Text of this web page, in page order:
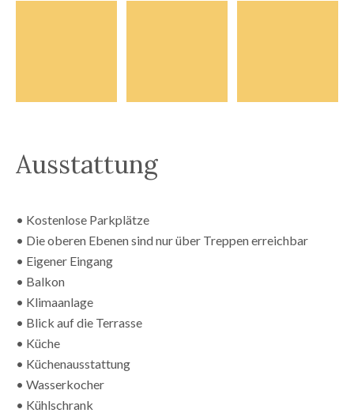
Ausstattung
• Kostenlose Parkplätze
• Die oberen Ebenen sind nur über Treppen erreichbar
• Eigener Eingang
• Balkon
• Klimaanlage
• Blick auf die Terrasse
• Küche
• Küchenausstattung
• Wasserkocher
• Kühlschrank